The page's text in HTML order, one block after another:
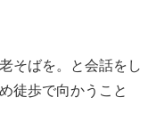
そばを。と会話をし
徒歩で向かうこと